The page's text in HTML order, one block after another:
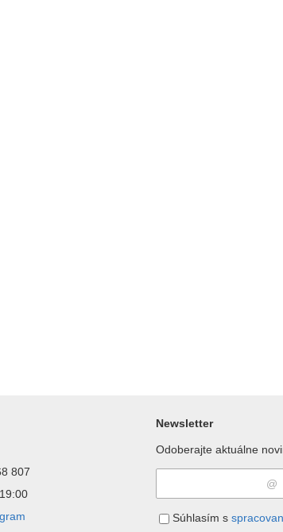
807
Newsletter
Odoberajte aktuálne
Súhlasím s